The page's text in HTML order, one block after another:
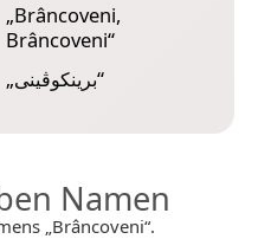
„Brâncoveni,
Brâncoveni“
„برينكوڤينى“
Namen
„Brâncoveni“.